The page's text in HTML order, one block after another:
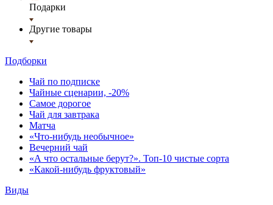
Подарки
Другие товары
Подборки
Чай по подписке
Чайные сценарии, -20%
Самое дорогое
Чай для завтрака
Матча
«Что-нибудь необычное»
Вечерний чай
«А что остальные берут?». Топ-10 чистые сорта
«Какой-нибудь фруктовый»
Виды